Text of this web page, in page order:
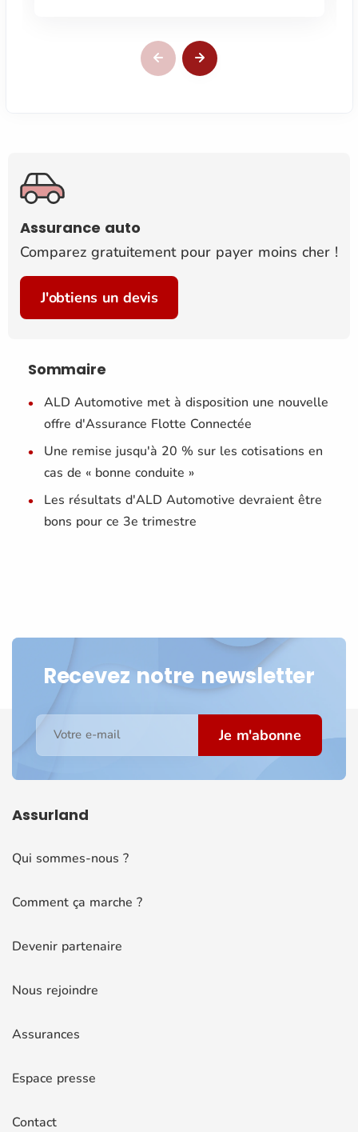
Assurance auto
Comparez gratuitement pour payer moins cher !
J'obtiens un devis
Sommaire
ALD Automotive met à disposition une nouvelle
offre d'Assurance Flotte Connectée
Une remise jusqu'à 20 % sur les cotisations en
cas de « bonne conduite »
Les résultats d'ALD Automotive devraient être
bons pour ce 3e trimestre
Recevez notre newsletter
Votre e-mail Je m'abonne
Assurland
Qui sommes-nous ?
Comment ça marche ?
Devenir partenaire
Nous rejoindre
Assurances
Espace presse
Contact